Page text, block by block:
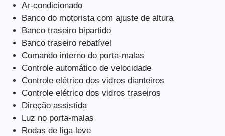
Ar-condicionado
Banco do motorista com ajuste de altura
Banco traseiro bipartido
Banco traseiro rebatível
Comando interno do porta-malas
Controle automático de velocidade
Controle elétrico dos vidros dianteiros
Controle elétrico dos vidros traseiros
Direção assistida
Luz no porta-malas
Rodas de liga leve